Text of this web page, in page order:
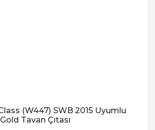
(W447) SWB 2015 Uyumlu
Tavan Çıtası